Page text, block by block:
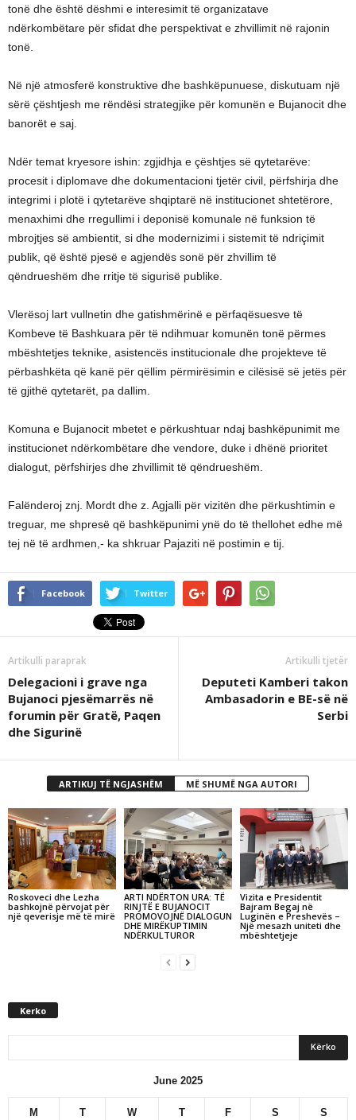
tonë dhe është dëshmi e interesimit të organizatave
ndërkombëtare për sfidat dhe perspektivat e zhvillimit në rajonin
tonë.
Në një atmosferë konstruktive dhe bashkëpunuese, diskutuam një
sërë çështjesh me rëndësi strategjike për komunën e Bujanocit dhe
banorët e saj.
Ndër temat kryesore ishin: zgjidhja e çështjes së qytetarëve:
procesit i diplomave dhe dokumentacioni tjetër civil, përfshirja dhe
integrimi i plotë i qytetarëve shqiptarë në institucionet shtetërore,
menaxhimi dhe rregullimi i deponisë komunale në funksion të
mbrojtjes së ambientit, si dhe modernizimi i sistemit të ndriçimit
publik, që është pjesë e agjendës sonë për zhvillim të
qëndrueshëm dhe rritje të sigurisë publike.
Vlerësoj lart vullnetin dhe gatishmërinë e përfaqësuesve të
Kombeve të Bashkuara për të ndihmuar komunën tonë përmes
mbështetjes teknike, asistencës institucionale dhe projekteve të
përbashkëta që kanë për qëllim përmirësimin e cilësisë së jetës për
të gjithë qytetarët, pa dallim.
Komuna e Bujanocit mbetet e përkushtuar ndaj bashkëpunimit me
institucionet ndërkombëtare dhe vendore, duke i dhënë prioritet
dialogut, përfshirjes dhe zhvillimit të qëndrueshëm.
Falënderoj znj. Mordt dhe z. Agjalli për vizitën dhe përkushtimin e
treguar, me shpresë që bashkëpunimi ynë do të thellohet edhe më
tej në të ardhmen,- ka shkruar Pajaziti në postimin e tij.
Facebook Twitter
Artikulli paraprak
Delegacioni i grave nga
Bujanoci pjesëmarrës në
forumin për Gratë, Paqen
dhe Sigurinë
Artikulli tjetër
Deputeti Kamberi takon
Ambasadorin e BE-së në
Serbi
ARTIKUJ TË NGJASHËM MË SHUMË NGA AUTORI
Roskoveci dhe Lezha
bashkojnë përvojat për
një qeverisje më të mirë
ARTI NDËRTON URA: TË
RINJTË E BUJANOCIT
PROMOVOJNË DIALOGUN
DHE MIRËKUPTIMIN
NDËRKULTUROR
Vizita e Presidentit
Bajram Begaj në
Luginën e Preshevës –
Një mesazh uniteti dhe
mbështetjeje
Kerko
June 2025
M T W T F S S